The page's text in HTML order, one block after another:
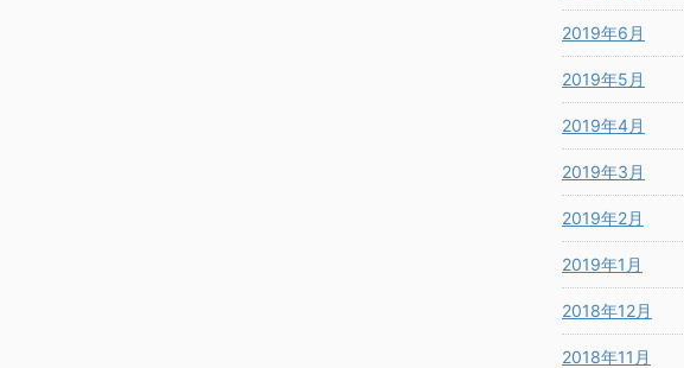
2019年6月
2019年5月
2019年4月
2019年3月
2019年2月
2019年1月
2018年12月
2018年11月